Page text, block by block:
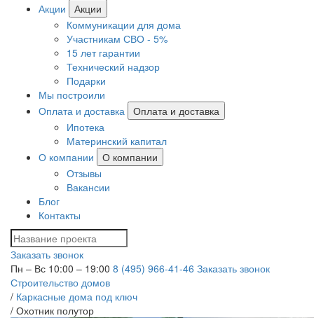
Акции
Акции
Коммуникации для дома
Участникам СВО - 5%
15 лет гарантии
Технический надзор
Подарки
Мы построили
Оплата и доставка
Оплата и доставка
Ипотека
Материнский капитал
О компании
О компании
Отзывы
Вакансии
Блог
Контакты
Заказать звонок
Пн – Вс 10:00 – 19:00 8 (495) 966-41-46 Заказать звонок
Строительство домов
/ Каркасные дома под ключ
/ Охотник полутор